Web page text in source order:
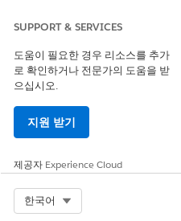
SUPPORT & SERVICES
도움이 필요한 경우 리소스를 추가
로 확인하거나 전문가의 도움을 받
으십시오.
지원 받기
제공자 Experience Cloud
한국어